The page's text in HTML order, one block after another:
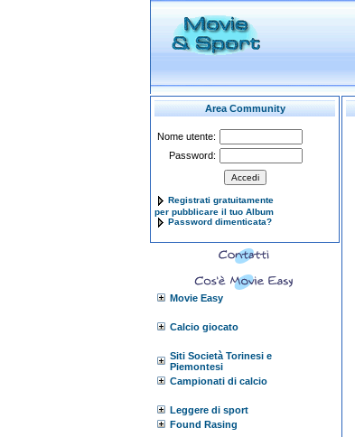
Area Community
Nome utente:
Password:
Registrati gratuitamente
per pubblicare il tuo Album
Password dimenticata?
Movie Easy
Calcio giocato
Siti Società Torinesi e
Piemontesi
Campionati di calcio
Leggere di sport
Found Rasing